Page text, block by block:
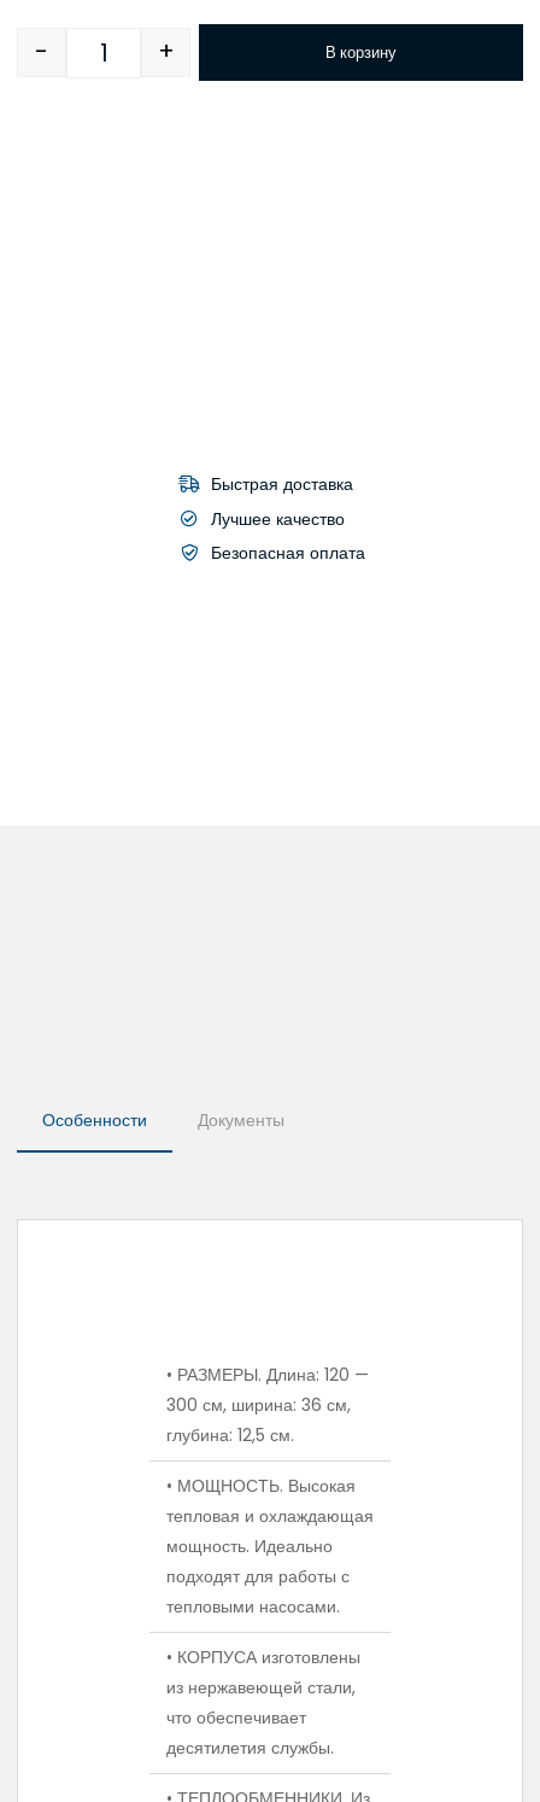
Quantity
- + В корзину
Быстрая доставка
Лучшее качество
Безопасная оплата
Особенности Документы
• РАЗМЕРЫ. Длина: 120 —
300 см, ширина: 36 см,
глубина: 12,5 см.
• МОЩНОСТЬ. Высокая
тепловая и охлаждающая
мощность. Идеально
подходят для работы с
тепловыми насосами.
• КОРПУСА изготовлены
из нержавеющей стали,
что обеспечивает
десятилетия службы.